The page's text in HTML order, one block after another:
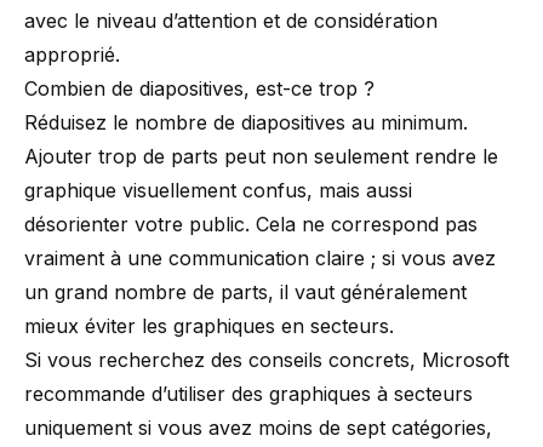
avec le niveau d’attention et de considération
approprié.
Combien de diapositives, est-ce trop ?
Réduisez le nombre de diapositives au minimum.
Ajouter trop de parts peut non seulement rendre le
graphique visuellement confus, mais aussi
désorienter votre public. Cela ne correspond pas
vraiment à une communication claire ; si vous avez
un grand nombre de parts, il vaut généralement
mieux éviter les graphiques en secteurs.
Si vous recherchez des conseils concrets, Microsoft
recommande d’utiliser des graphiques à secteurs
uniquement si vous avez moins de sept catégories,